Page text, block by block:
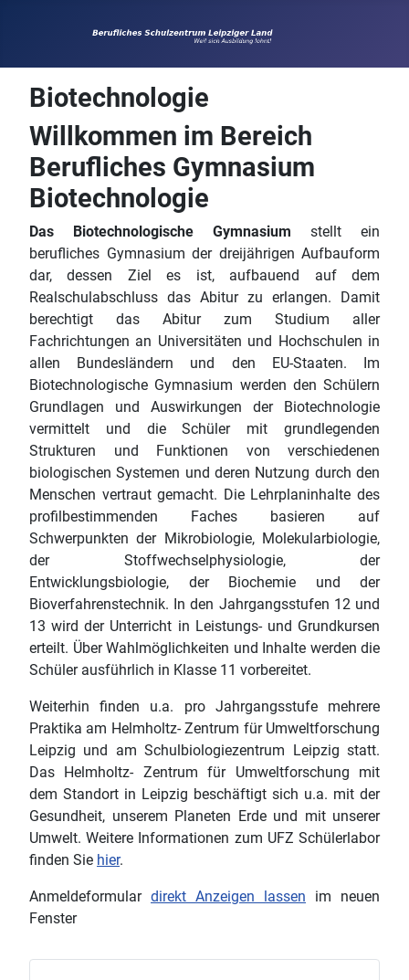
Biotechnologie
Willkommen im Bereich
Berufliches Gymnasium
Biotechnologie
Das Biotechnologische Gymnasium stellt ein
berufliches Gymnasium der dreijährigen Aufbauform
dar, dessen Ziel es ist, aufbauend auf dem
Realschulabschluss das Abitur zu erlangen. Damit
berechtigt das Abitur zum Studium aller
Fachrichtungen an Universitäten und Hochschulen in
allen Bundesländern und den EU-Staaten. Im
Biotechnologische Gymnasium werden den Schülern
Grundlagen und Auswirkungen der Biotechnologie
vermittelt und die Schüler mit grundlegenden
Strukturen und Funktionen von verschiedenen
biologischen Systemen und deren Nutzung durch den
Menschen vertraut gemacht. Die Lehrplaninhalte des
profilbestimmenden Faches basieren auf
Schwerpunkten der Mikrobiologie, Molekularbiologie,
der Stoffwechselphysiologie, der
Entwicklungsbiologie, der Biochemie und der
Bioverfahrenstechnik. In den Jahrgangsstufen 12 und
13 wird der Unterricht in Leistungs- und Grundkursen
erteilt. Über Wahlmöglichkeiten und Inhalte werden die
Schüler ausführlich in Klasse 11 vorbereitet.
Weiterhin finden u.a. pro Jahrgangsstufe mehrere
Praktika am Helmholtz- Zentrum für Umweltforschung
Leipzig und am Schulbiologiezentrum Leipzig statt.
Das Helmholtz- Zentrum für Umweltforschung mit
dem Standort in Leipzig beschäftigt sich u.a. mit der
Gesundheit, unserem Planeten Erde und mit unserer
Umwelt. Weitere Informationen zum UFZ Schülerlabor
finden Sie hier.
Anmeldeformular direkt Anzeigen lassen im neuen
Fenster